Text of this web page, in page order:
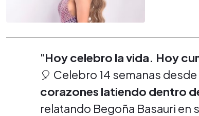
"Hoy celebro la vida. Hoy
🎈 Celebro 14 semanas
corazones latiendo dentro
relatando Begoña Basauri en